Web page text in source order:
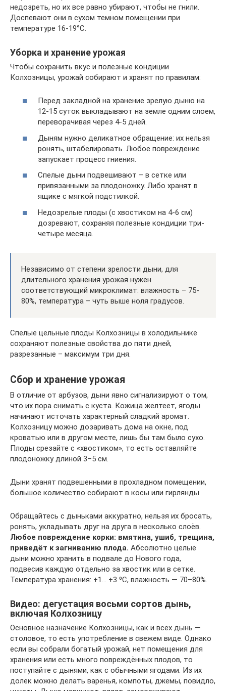
недозреть, но их все равно убирают, чтобы не гнили.
Доспевают они в сухом темном помещении при
температуре 16-19°C.
Уборка и хранение урожая
Чтобы сохранить вкус и полезные кондиции
Колхозницы, урожай собирают и хранят по правилам:
Перед закладной на хранение зрелую дыню на
12-15 суток выкладывают на земле одним слоем,
переворачивая через 4-5 дней.
Дыням нужно деликатное обращение: их нельзя
ронять, штабелировать. Любое повреждение
запускает процесс гниения.
Спелые дыни подвешивают – в сетке или
привязанными за плодоножку. Либо хранят в
ящике с мягкой подстилкой.
Недозрелые плоды (с хвостиком на 4-6 см)
дозревают, сохраняя полезные кондиции три-
четыре месяца.
Независимо от степени зрелости дыни, для
длительного хранения урожая нужен
соответствующий микроклимат: влажность – 75-
80%, температура – чуть выше ноля градусов.
Спелые цельные плоды Колхозницы в холодильнике
сохраняют полезные свойства до пяти дней,
разрезанные – максимум три дня.
Сбор и хранение урожая
В отличие от арбузов, дыни явно сигнализируют о том,
что их пора снимать с куста. Кожица желтеет, ягоды
начинают источать характерный сладкий аромат.
Колхозницу можно дозаривать дома на окне, под
кроватью или в другом месте, лишь бы там было сухо.
Плоды срезайте с «хвостиком», то есть оставляйте
плодоножку длиной 3–5 см.
Дыни хранят подвешенными в прохладном помещении,
большое количество собирают в косы или гирлянды
Обращайтесь с дыньками аккуратно, нельзя их бросать,
ронять, укладывать друг на друга в несколько слоёв.
Любое повреждение корки: вмятина, ушиб, трещина,
приведёт к загниванию плода. Абсолютно целые
дыни можно хранить в подвале до Нового года,
подвесив каждую отдельно за хвостик или в сетке.
Температура хранения: +1… +3 ⁰C, влажность — 70–80%.
Видео: дегустация восьми сортов дынь,
включая Колхозницу
Основное назначение Колхозницы, как и всех дынь —
столовое, то есть употребление в свежем виде. Однако
если вы собрали богатый урожай, нет помещения для
хранения или есть много повреждённых плодов, то
поступайте с дынями, как с обычными ягодами. Из их
долек можно делать варенья, компоты, джемы, повидло,